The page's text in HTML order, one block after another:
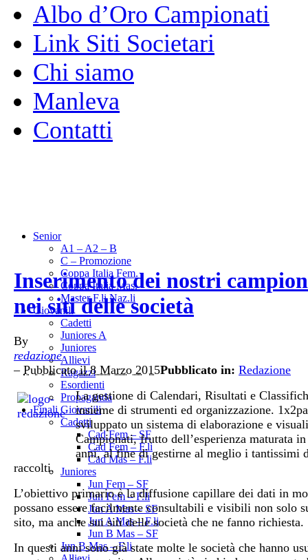
Albo d’Oro Campionati
Link Siti Societari
Chi siamo
Manleva
Contatti
Senior
A1 – A2 – B
C – Promozione
Coppa Italia Fem.
Coppa Italia Mas.
Master F.li Naz.li
Giovanili
Cadetti
Juniores A
Juniores
Allievi
Ragazzi
Esordienti
Propaganda
Finali Giovanili
Cadetti
Cad Fem – SF
Cad Fem – F.li
Cad Mas – F.li
Juniores
Jun Fem – SF
Jun Fem – F.li
Jun A Mas – SF
Jun A Mas – F.li
Jun B Mas – SF
Jun B Mas – F.li
Inserimento dei nostri
nei siti delle società
By
redazione
– Pubblicato il 8 Marzo 2015Pubblicato in: Redazione
La gestione di Calendari, Risultati e
insieme di strumenti ed organizzazione.
sviluppato un sistema di elaborazione e
Campionati, frutto dell’esperienza maturata
anni, al fine di gestirne al meglio i tantissimi
raccolti.
L’obiettivo primario è la diffusione capillare dei dati in
possano essere facilmente consultabili e visibili non solo
sito, ma anche sui siti delle società che ne fanno richiesta.
In questi anni sono già state molte le società che hanno